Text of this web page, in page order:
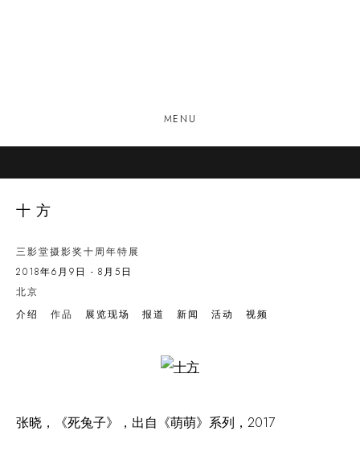
MENU
十方
三影堂摄影奖十周年特展
2018年6月9日 - 8月5日
北京
介绍
作品 展览现场 报道 新闻 活动 视频
Open a larger version of the following image in a popup:
张晓，《死兔子》，出自《萌萌》系列，2017